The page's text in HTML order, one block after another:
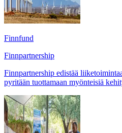
Finnfund
Finnpartnership
Finnpartnership edistää
pyritään tuottamaan myönteisiä